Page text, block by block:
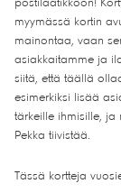
postilaatikkoon!
myymässä kortin
mainontaa, vaan
asiakkaitamme ja
siitä, että täällä
esimerkiksi lisää
tärkeille ihmisille, ja
Pekka tiivistää.
Tässä kortteja